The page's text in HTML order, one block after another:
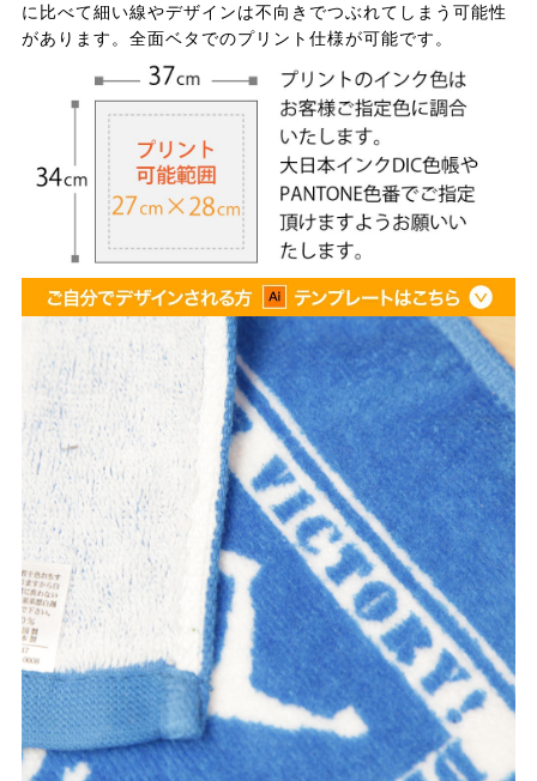
に比べて細い線やデザインは不向きでつぶれてしまう可能性
があります。全面ベタでのプリント仕様が可能です。